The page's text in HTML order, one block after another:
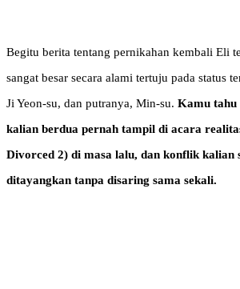
Begitu berita tentang pernikahan kembali Eli
sangat besar secara alami tertuju pada status
Ji Yeon-su, dan putranya, Min-su. Kamu tahu
kalian berdua pernah tampil di acara
Divorced 2) di masa lalu, dan konflik kalian
ditayangkan tanpa disaring sama sekali.